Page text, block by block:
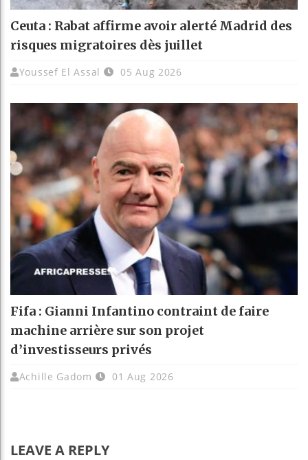
Ceuta : Rabat affirme avoir alerté Madrid des
risques migratoires dès juillet
Youssef El Assal 05 Aug 2026
Fifa : Gianni Infantino contraint de faire
machine arrière sur son projet
d’investisseurs privés
Achille Gadom 01 Aug 2026
LEAVE A REPLY